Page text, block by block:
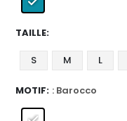
TAILLE
S M L
MOTIF : Barocco